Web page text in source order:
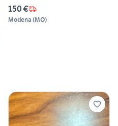
150 €
Modena (MO)